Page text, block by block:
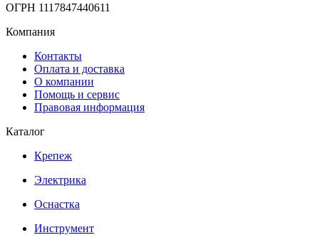
ОГРН 1117847440611
Компания
Контакты
Оплата и доставка
О компании
Помощь и сервис
Правовая информация
Каталог
Крепеж
Электрика
Оснастка
Инструмент